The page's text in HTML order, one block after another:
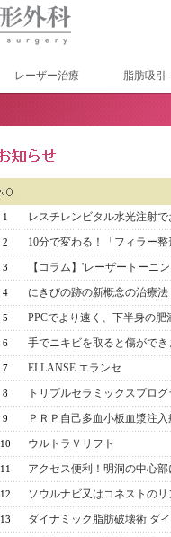
レーザー治療 脂肪吸引
1 レスチレンビタル水光注射で
2 10分で変わる！「フィラー整
3 【コラム】'レーザートーニ
4 にきびの跡の新概念の治療法
5 PPCでより速く、下半身の肥
6 手でニキビを取ると傷ができ
7 ELLANSE エランセ
8 トリプルセラミックスプロ
9 ＰＲＰ自己多血小板血漿注入
10 ウルトラＶリフト
11 アクセス便利！明洞の中心
12 ソウルナビ又はコネストのリ
13 ダイナミック脂肪破壊術 ダ